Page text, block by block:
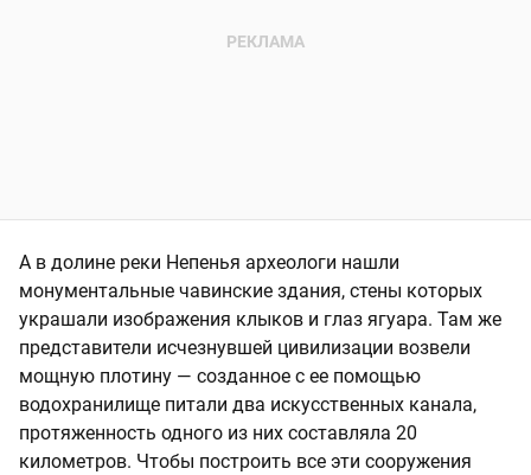
А в долине реки Непенья археологи нашли
монументальные чавинские здания, стены которых
украшали изображения клыков и глаз ягуара. Там же
представители исчезнувшей цивилизации возвели
мощную плотину — созданное с ее помощью
водохранилище питали два искусственных канала,
протяженность одного из них составляла 20
километров. Чтобы построить все эти сооружения